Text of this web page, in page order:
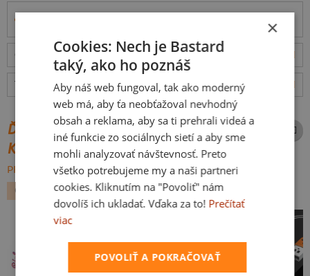
Odošleme v piatok 7.8.,doručímev utorok 11.8.
Tabuľka veľkostí : Akú vybrať?
ĎALŠIE POTLAČE Z ROVNAKEJ
KATEGÓRIE
PREHĽADÁVAŤ VŠETKO:
GEEK
VEDA TECHNIKA VOJNOVÁ
×
Cookies: Nech je Bastard
taký, ako ho poznáš
Aby náš web fungoval, tak ako moderný
web má, aby ťa neobťažoval nevhodný
obsah a reklama, aby sa ti prehrali videá a
iné funkcie zo sociálnych sietí a aby sme
mohli analyzovať návštevnosť. Preto
všetko potrebujeme my a naši partneri
cookies. Kliknutím na "Povoliť" nám
dovolíš ich ukladať. Vďaka za to! Prečítať
viac
POVOLIŤ A POKRAČOVAŤ